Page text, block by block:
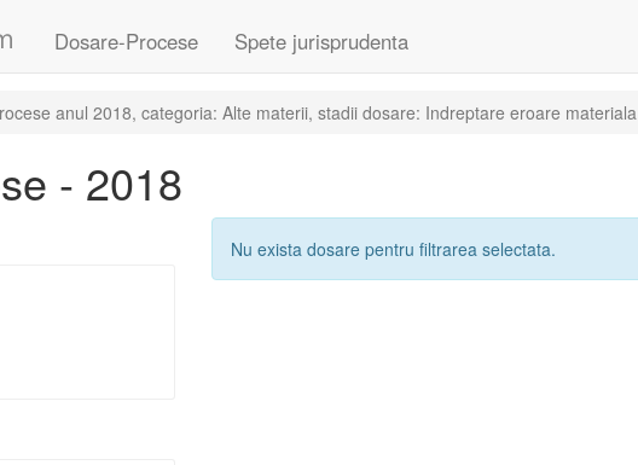
Dosare-Procese Spete jurisprudenta
anul 2018, categoria: Alte materii, stadii dosare: Indreptare eroare materiala
- 2018
Nu exista dosare pentru filtrarea selectata.